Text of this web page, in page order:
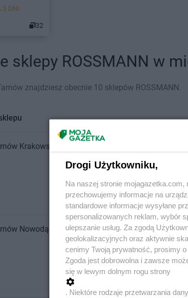
3 DNI
32
sklepy ROSSMANN w
znajdziesz obecnie 10 sklepów ROSSMANN.
Krakowska 6
Nowodąbrowska 127
Drogi Użytkowniku,
Na naszej stronie
przechowujemy informacje na
standardowe informacje wysyłane
spersonalizowanych reklam, wybór
ulepszanie usług. Za zgodą
geolokalizacyjnych oraz aktywnie
cenimy Twoją prywatność, prosimy
Zgoda jest dobrowolna i zawsze
się w lewym dolnym rogu strony
. Niektóre rodzaje przetwarzania